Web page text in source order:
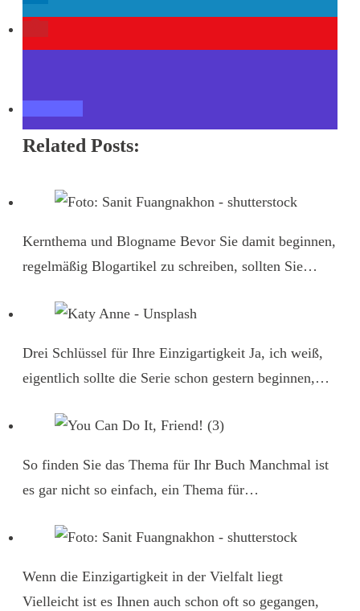
Related Posts:
Kernthema und Blogname Bevor Sie damit beginnen,
regelmäßig Blogartikel zu schreiben, sollten Sie…
Drei Schlüssel für Ihre Einzigartigkeit Ja, ich weiß,
eigentlich sollte die Serie schon gestern beginnen,…
So finden Sie das Thema für Ihr Buch Manchmal ist
es gar nicht so einfach, ein Thema für…
Wenn die Einzigartigkeit in der Vielfalt liegt
Vielleicht ist es Ihnen auch schon oft so gegangen,